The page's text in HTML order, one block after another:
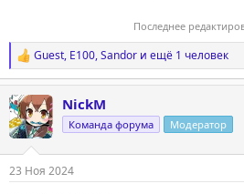
Последнее
Р
е
а
к
ц
и
Guest, E100,Sandor и ещё 1 человек
NickM
Команда форума Модератор
23 Ноя 2024